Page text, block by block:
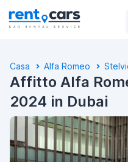
Casa Alfa Romeo
Affitto Alfa
2024 in Dubai